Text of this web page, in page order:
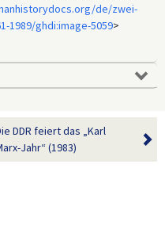
de/zwei-
1989/ghdi:image-5059>
DDR feiert das „Karl
Jahr“ (1983)